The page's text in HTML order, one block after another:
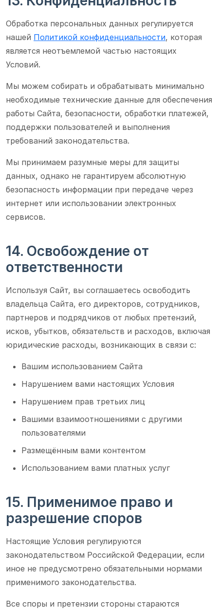
Обработка персональных данных регулируется
нашей Политикой конфиденциальности, которая
является неотъемлемой частью настоящих
Условий.
Мы можем собирать и обрабатывать минимально
необходимые технические данные для обеспечения
работы Сайта, безопасности, обработки платежей,
поддержки пользователей и выполнения
требований законодательства.
Мы принимаем разумные меры для защиты
данных, однако не гарантируем абсолютную
безопасность информации при передаче через
интернет или использовании электронных
сервисов.
14. Освобождение от
ответственности
Используя Сайт, вы соглашаетесь освободить
владельца Сайта, его директоров, сотрудников,
партнеров и подрядчиков от любых претензий,
исков, убытков, обязательств и расходов, включая
юридические расходы, возникающих в связи с:
Вашим использованием Сайта
Нарушением вами настоящих Условия
Нарушением прав третьих лиц
Вашими взаимоотношениями с другими
пользователями
Размещённым вами контентом
Использованием вами платных услуг
15. Применимое право и
разрешение споров
Настоящие Условия регулируются
законодательством Российской Федерации, если
иное не предусмотрено обязательными нормами
применимого законодательства.
Все споры и претензии стороны стараются